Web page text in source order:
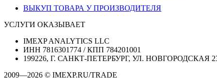
ВЫКУП ТОВАРА У ПРОИЗВОДИТЕЛЯ
УСЛУГИ ОКАЗЫВАЕТ
IMEXP ANALYTICS LLC
ИНН 7816301774 / КПП 784201001
199226, Г. САНКТ-ПЕТЕРБУРГ, УЛ. НОВГОРОДСКАЯ
2009—2026 © IMEXP.RU/TRADE